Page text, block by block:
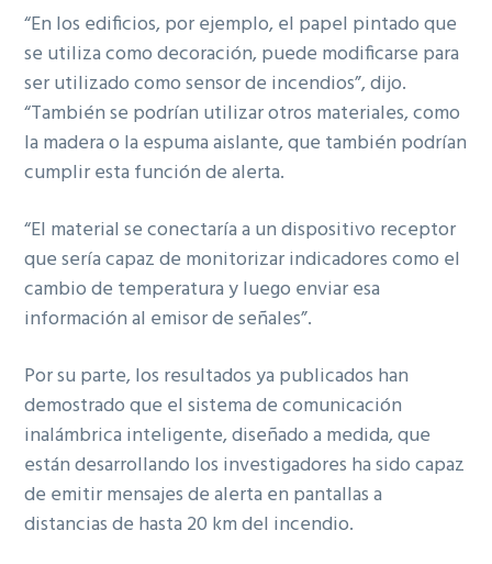
“En los edificios, por ejemplo, el papel pintado que
se utiliza como decoración, puede modificarse para
ser utilizado como sensor de incendios”, dijo.
“También se podrían utilizar otros materiales, como
la madera o la espuma aislante, que también podrían
cumplir esta función de alerta.
“El material se conectaría a un dispositivo receptor
que sería capaz de monitorizar indicadores como el
cambio de temperatura y luego enviar esa
información al emisor de señales”.
Por su parte, los resultados ya publicados han
demostrado que el sistema de comunicación
inalámbrica inteligente, diseñado a medida, que
están desarrollando los investigadores ha sido capaz
de emitir mensajes de alerta en pantallas a
distancias de hasta 20 km del incendio.